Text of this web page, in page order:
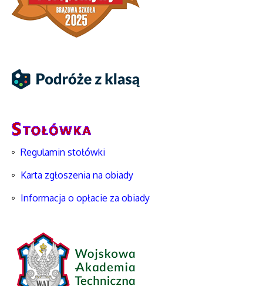
Regulamin stołówki
Karta zgłoszenia na obiady
Informacja o opłacie za obiady